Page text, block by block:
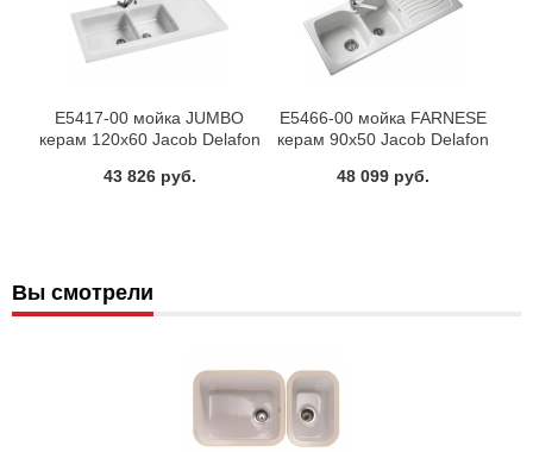
E5417-00 мойка JUMBO
керам 120х60 Jacob Delafon
43 826 руб.
E5466-00 мойка FARNESE
керам 90х50 Jacob Delafon
48 099 руб.
Вы смотрели